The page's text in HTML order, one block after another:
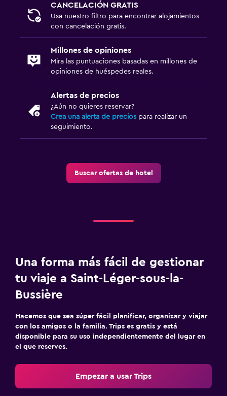
CANCELACIÓN GRATIS
Usa nuestro filtro para encontrar alojamientos
con cancelación gratis.
Millones de opiniones
Mira las puntuaciones basadas en millones de
opiniones de huéspedes reales.
Alertas de precios
¿Aún no quieres reservar?
Crea una alerta de precios para realizar un
seguimiento.
Buscar ofertas de hotel
Una forma más fácil de gestionar
tu viaje a Saint-Léger-sous-la-
Bussière
Hacemos que sea súper fácil planificar, organizar y viajar
con los amigos o la familia. Trips es gratis y está
disponible para su uso independientemente del lugar en
el que reserves.
Empezar a usar Trips